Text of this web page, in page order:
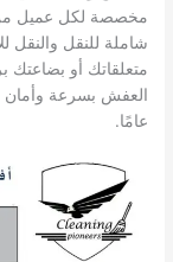
مخصصة لكل عميل من
شاملة للنقل والنقل
متعلقاتك أو
عامًا.